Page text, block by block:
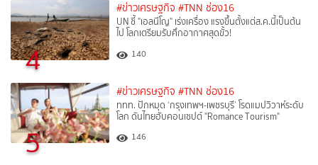
4
#ข่าวเศรษฐกิจ #TNN ช่อง16
UN ชี้ "เอลนีโญ" เร่งเครื่อง แรงขึ้นตั้งแต่ส.ค.นี้เป็นต้น
ไป โลกเตรียมรับศึกอากาศสุดขั้ว!
140
5
#ข่าวเศรษฐกิจ #TNN ช่อง16
ททท. ปักหมุด ‘กรุงเทพฯ-เพชรบุรี’ โรดแมปวิวาห์ระดับ
โลก ดันไทยฮับคอนเซปต์ "Romance Tourism"
146